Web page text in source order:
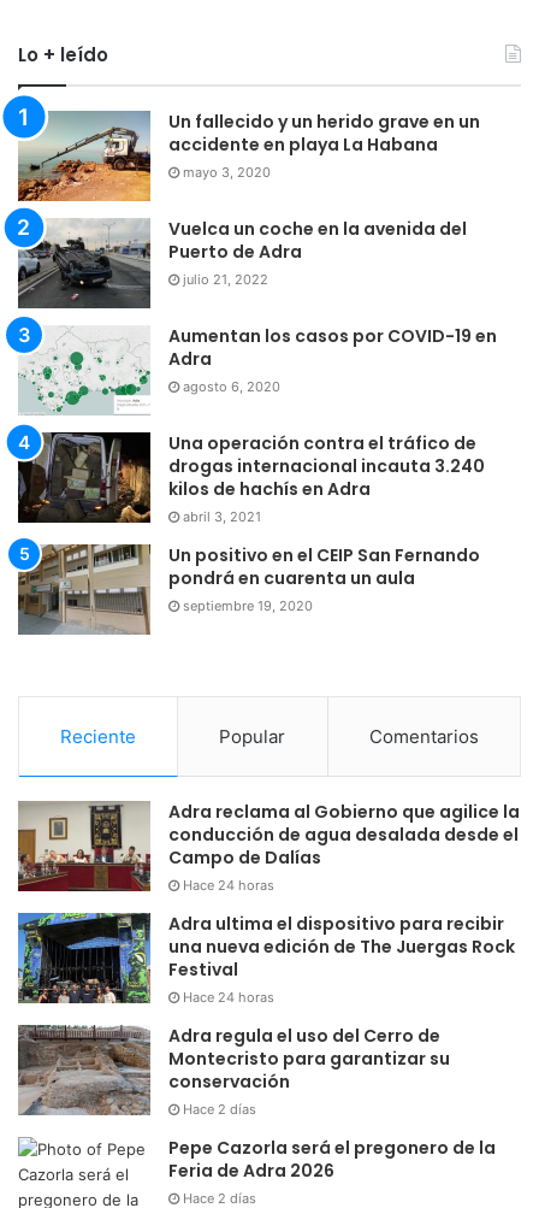
Lo + leído
Un fallecido y un herido grave en un
accidente en playa La Habana
mayo 3, 2020
Vuelca un coche en la avenida del
Puerto de Adra
julio 21, 2022
Aumentan los casos por COVID-19 en
Adra
agosto 6, 2020
Una operación contra el tráfico de
drogas internacional incauta 3.240
kilos de hachís en Adra
abril 3, 2021
Un positivo en el CEIP San Fernando
pondrá en cuarenta un aula
septiembre 19, 2020
Reciente Popular Comentarios
Adra reclama al Gobierno que agilice la
conducción de agua desalada desde el
Campo de Dalías
Hace 24 horas
Adra ultima el dispositivo para recibir
una nueva edición de The Juergas Rock
Festival
Hace 24 horas
Adra regula el uso del Cerro de
Montecristo para garantizar su
conservación
Hace 2 días
Pepe Cazorla será el pregonero de la
Feria de Adra 2026
Hace 2 días